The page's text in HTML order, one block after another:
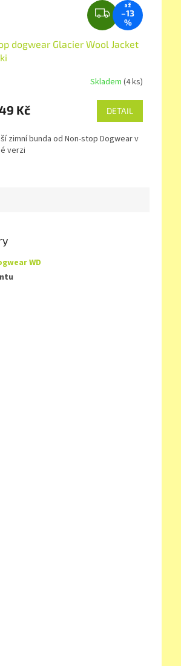
Z
D
A
A
až
–13
%
dogwear Glacier Wool Jacket
Skladem (4 ks)
Kč DETAIL
zimní bunda od Non-stop Dogwear v
verzi
WD